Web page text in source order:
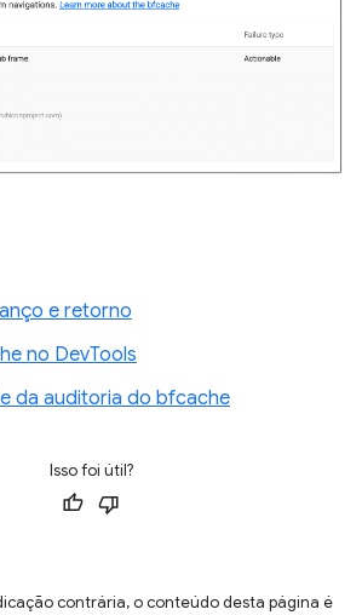
e retorno
no DevTools
da auditoria do bfcache
Isso foi útil?
contrária, o conteúdo desta página é